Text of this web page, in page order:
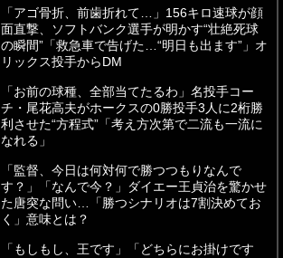
「アゴ骨折、前歯折れて…」156キロ速球が顔
面直撃、ソフトバンク選手が明かす“壮絶死球
の瞬間”「救急車で告げた…“明日も出ます”」オ
リックス投手からDM
「お前の球種、全部当てたるわ」名投手コー
チ・尾花高夫がホークスの0勝投手3人に2桁勝
利させた“方程式”「考え方次第で二流も一流に
なれる」
「監督、今日は何対何で勝つつもりなんで
す？」「なんで今？」ダイエー王貞治を驚かせ
た唐突な問い…「勝つシナリオは7割決めてお
く」意味とは？
「もしもし、王です」「どちらにお掛けです